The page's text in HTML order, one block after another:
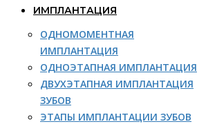
ИМПЛАНТАЦИЯ
ОДНОМОМЕНТНАЯ
ИМПЛАНТАЦИЯ
ОДНОЭТАПНАЯ ИМПЛАНТАЦИЯ
ДВУХЭТАПНАЯ ИМПЛАНТАЦИЯ
ЗУБОВ
ЭТАПЫ ИМПЛАНТАЦИИ ЗУБОВ